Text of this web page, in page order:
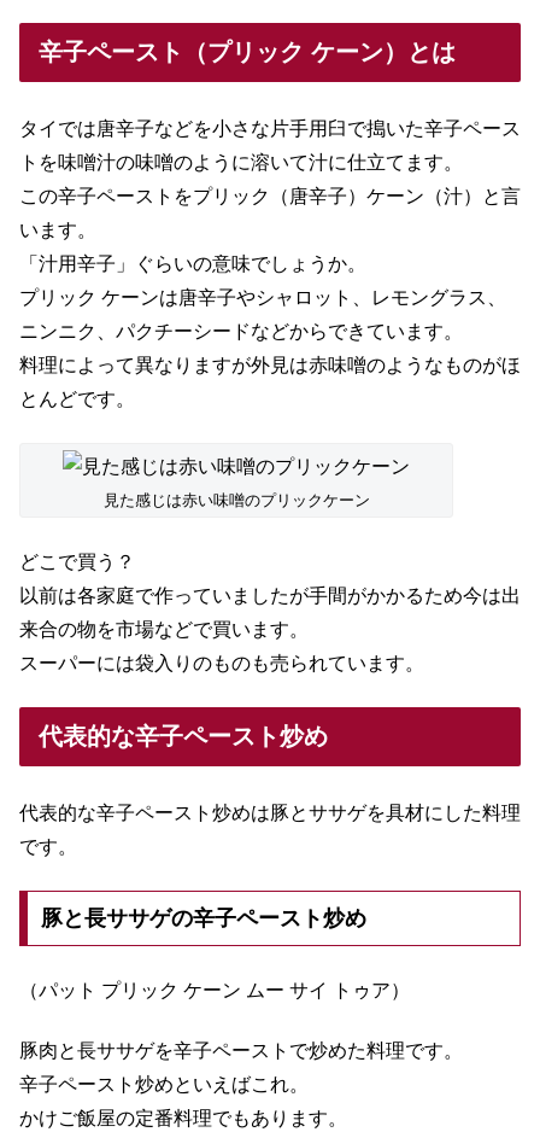
辛子ペースト（プリック ケーン）とは
タイでは唐辛子などを小さな片手用臼で搗いた辛子ペース
トを味噌汁の味噌のように溶いて汁に仕立てます。
この辛子ペーストをプリック（唐辛子）ケーン（汁）と言
います。
「汁用辛子」ぐらいの意味でしょうか。
プリック ケーンは唐辛子やシャロット、レモングラス、
ニンニク、パクチーシードなどからできています。
料理によって異なりますが外見は赤味噌のようなものがほ
とんどです。
見た感じは赤い味噌のプリックケーン
どこで買う？
以前は各家庭で作っていましたが手間がかかるため今は出
来合の物を市場などで買います。
スーパーには袋入りのものも売られています。
代表的な辛子ペースト炒め
代表的な辛子ペースト炒めは豚とササゲを具材にした料理
です。
豚と長ササゲの辛子ペースト炒め
（パット プリック ケーン ムー サイ トゥア）
豚肉と長ササゲを辛子ペーストで炒めた料理です。
辛子ペースト炒めといえばこれ。
かけご飯屋の定番料理でもあります。